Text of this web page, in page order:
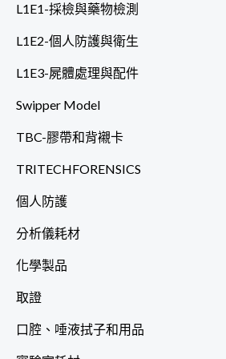
L1E1-採檢與藥物檢測
L1E2-個人防護與衛生
L1E3-屍體處理與配件
Swipper Model
TBC-膠帶和背襯卡
TRITECHFORENSICS
個人防護
分析儀耗材
化學製品
取證
口腔、唾液拭子和用品